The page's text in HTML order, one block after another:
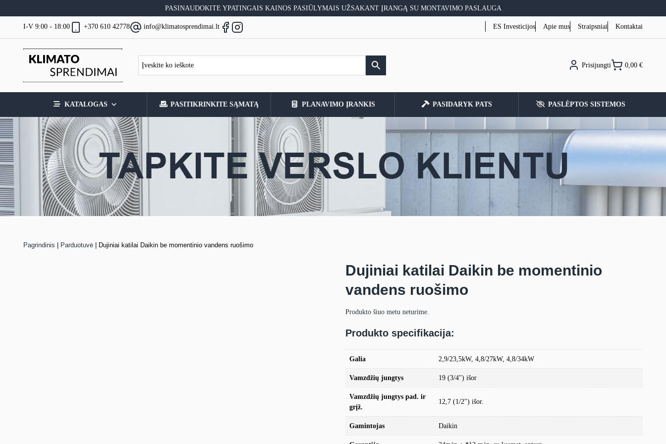
to
PASINAUDOKITE YPATINGAIS KAINOS PASIŪLYMAIS UŽSAKANT ĮRANGĄ SU MONTAVIMO PASLAUGA
I-V 9:00 - 18:00 +370 610 42778 info@klimatosprendimai.lt ES Investicijos Apie mus Straipsniai Kontaktai
Prisijungti 0,00 €
KATALOGAS PASITIKRINKITE SĄMATĄ PLANAVIMO ĮRANKIS PASIDARYK PATS PASLĖPTOS SISTEMOS
Pagrindinis | Parduotuvė | Dujiniai katilai Daikin be momentinio vandens ruošimo
Dujiniai katilai Daikin be momentinio
vandens ruošimo
Produkto šiuo metu neturime.
Produkto specifikacija:
Galia 2,9/23,5kW, 4,8/27kW, 4,8/34kW
Vamzdžių jungtys 19 (3/4") išor
Vamzdžių jungtys pad. ir
grįž.
12,7 (1/2") išor.
Gamintojas Daikin